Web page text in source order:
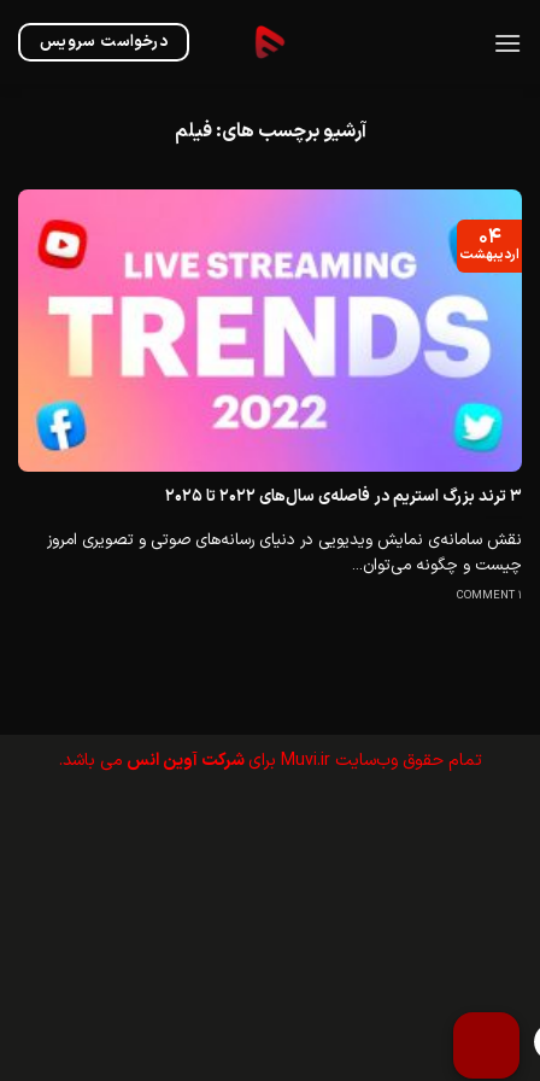
درخواست سرویس
آرشیو برچسب های:فیلم
۳ ترند بزرگ استریم در فاصله‌ی سال‌های ۲۰۲۲ تا ۲۰۲۵
نقش سامانه‌ی نمایش ویدیویی در دنیای رسانه‌های صوتی و تصویری امروز
چیست و چگونه می‌توان...
1 COMMENT
۰۴
اردیبهشت
تمام حقوق وب‌سايت Muvi.ir برای شرکت آوین انس می باشد.